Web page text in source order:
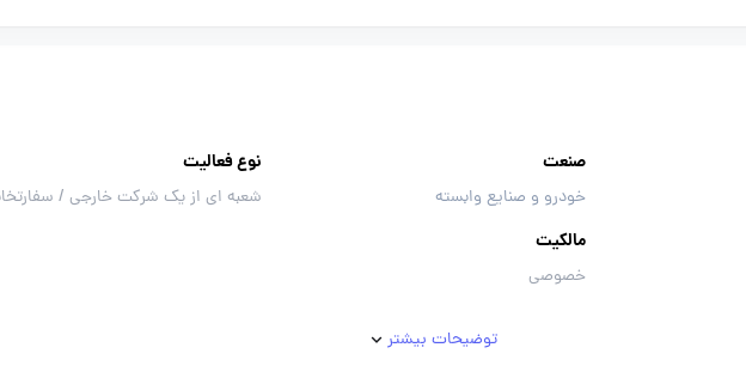
صنعت
خودرو و صنایع وابسته
نوع فعالیت
شعبه ای از یک شرکت خارجی /
مالکیت
خصوصی
توضیحات بیشتر